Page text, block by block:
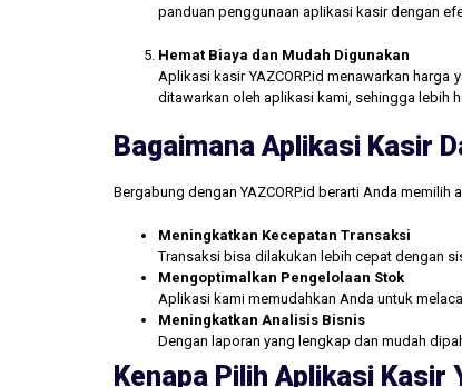
panduan penggunaan aplikasi kasir dengan
Hemat Biaya dan Mudah Digunakan
Aplikasi kasir YAZCORP.id menawarkan
ditawarkan oleh aplikasi kami, sehingga lebih
Bagaimana Aplikasi Kasir
Bergabung dengan YAZCORP.id berarti Anda
Meningkatkan Kecepatan Transaksi
Transaksi bisa dilakukan lebih cepat dengan
Mengoptimalkan Pengelolaan Stok
Aplikasi kami memudahkan Anda untuk
Meningkatkan Analisis Bisnis
Dengan laporan yang lengkap dan mudah
Kenapa Pilih Aplikasi Kasir